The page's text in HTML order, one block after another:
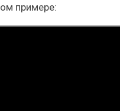
примере: